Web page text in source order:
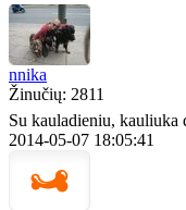
nnika
Žinučių: 2811
Su kauladieniu,
2014-05-07 18:05:41